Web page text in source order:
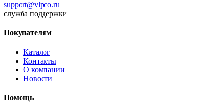
support@vlpco.ru
служба поддержки
Покупателям
Каталог
Контакты
О компании
Новости
Помощь